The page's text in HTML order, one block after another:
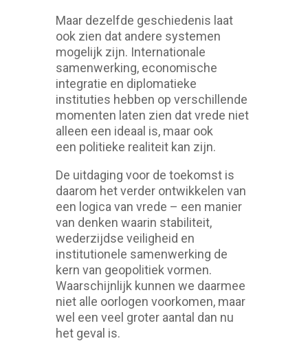
Maar dezelfde geschiedenis laat
ook zien dat andere systemen
mogelijk zijn. Internationale
samenwerking, economische
integratie en diplomatieke
instituties hebben op verschillende
momenten laten zien dat vrede niet
alleen een ideaal is, maar ook
een politieke realiteit kan zijn.
De uitdaging voor de toekomst is
daarom het verder ontwikkelen van
een logica van vrede – een manier
van denken waarin stabiliteit,
wederzijdse veiligheid en
institutionele samenwerking de
kern van geopolitiek vormen.
Waarschijnlijk kunnen we daarmee
niet alle oorlogen voorkomen, maar
wel een veel groter aantal dan nu
het geval is.